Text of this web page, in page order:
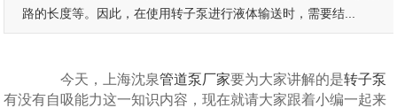
路的长度等。因此，在使用转子泵进行液体输送时，需要结...
今天，上海沈泉管道泵厂家要为大家讲解的是转子泵
有没有自吸能力这一知识内容，现在就请大家跟着小编一起来